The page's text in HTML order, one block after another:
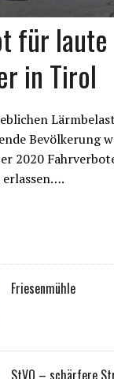
für laute
in Tirol
Bevölkerung
2020
Friesenmühle
StVO – schärfere